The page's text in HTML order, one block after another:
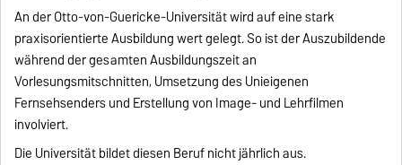
An der Otto-von-Guericke-Universität wird auf eine stark
praxisorientierte Ausbildung wert gelegt. So ist der Auszubildende
während der gesamten Ausbildungszeit an
Vorlesungsmitschnitten, Umsetzung des Unieigenen
Fernsehsenders und Erstellung von Image- und Lehrfilmen
involviert.
Die Universität bildet diesen Beruf nicht jährlich aus.